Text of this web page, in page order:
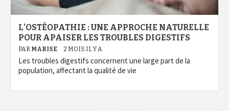
L’OSTÉOPATHIE : UNE APPROCHE NATURELLE
POUR APAISER LES TROUBLES DIGESTIFS
PAR MARISE 2 MOIS IL Y A
Les troubles digestifs concernent une large part de la
population, affectant la qualité de vie